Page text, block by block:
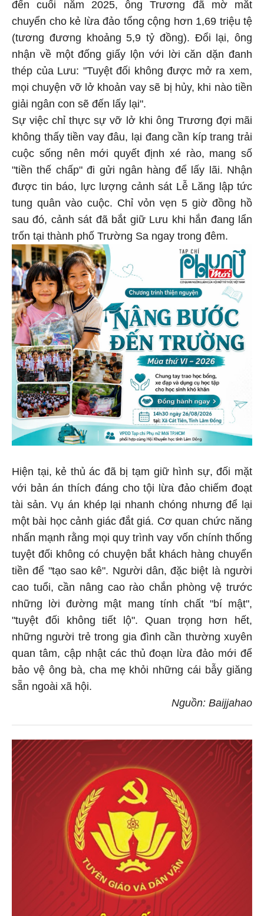
đến cuối năm 2025, ông Trương đã mờ mắt
chuyển cho kẻ lừa đảo tổng cộng hơn 1,69 triệu tệ
(tương đương khoảng 5,9 tỷ đồng). Đổi lại, ông
nhận về một đống giấy lộn với lời căn dặn đanh
thép của Lưu: "Tuyệt đối không được mở ra xem,
mọi chuyện vỡ lở khoản vay sẽ bị hủy, khi nào tiền
giải ngân con sẽ đến lấy lại".
Sự việc chỉ thực sự vỡ lở khi ông Trương đợi mãi
không thấy tiền vay đâu, lại đang cần kíp trang trải
cuộc sống nên mới quyết định xé rào, mang số
"tiền thế chấp" đi gửi ngân hàng để lấy lãi. Nhận
được tin báo, lực lượng cảnh sát Lễ Lăng lập tức
tung quân vào cuộc. Chỉ vỏn vẹn 5 giờ đồng hồ
sau đó, cảnh sát đã bắt giữ Lưu khi hắn đang lẩn
trốn tại thành phố Trường Sa ngay trong đêm.
Hiện tại, kẻ thủ ác đã bị tạm giữ hình sự, đối mặt
với bản án thích đáng cho tội lừa đảo chiếm đoạt
tài sản. Vụ án khép lại nhanh chóng nhưng để lại
một bài học cảnh giác đắt giá. Cơ quan chức năng
nhấn mạnh rằng mọi quy trình vay vốn chính thống
tuyệt đối không có chuyện bắt khách hàng chuyển
tiền để "tạo sao kê". Người dân, đặc biệt là người
cao tuổi, cần nâng cao rào chắn phòng vệ trước
những lời đường mật mang tính chất "bí mật",
"tuyệt đối không tiết lộ". Quan trọng hơn hết,
những người trẻ trong gia đình cần thường xuyên
quan tâm, cập nhật các thủ đoạn lừa đảo mới để
bảo vệ ông bà, cha mẹ khỏi những cái bẫy giăng
sẵn ngoài xã hội.
Nguồn: Baijjahao